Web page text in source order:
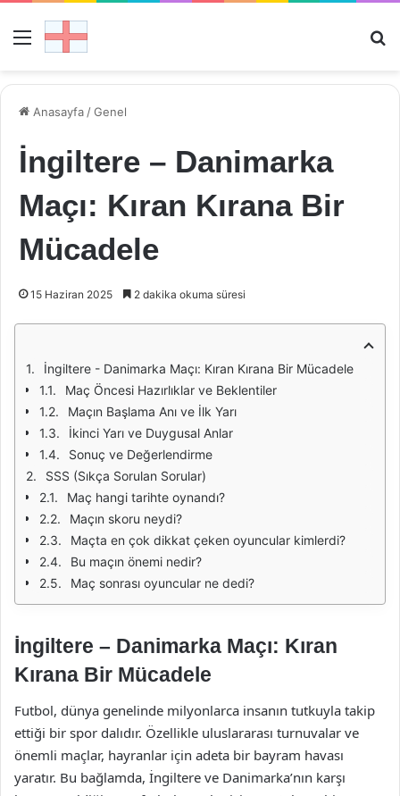
Menü
Anasayfa /Genel
İngiltere – Danimarka
Maçı: Kıran Kırana Bir
Mücadele
15 Haziran 2025 2 dakika okuma süresi
İngiltere - Danimarka Maçı: Kıran Kırana Bir Mücadele
Maç Öncesi Hazırlıklar ve Beklentiler
Maçın Başlama Anı ve İlk Yarı
İkinci Yarı ve Duygusal Anlar
Sonuç ve Değerlendirme
SSS (Sıkça Sorulan Sorular)
Maç hangi tarihte oynandı?
Maçın skoru neydi?
Maçta en çok dikkat çeken oyuncular kimlerdi?
Bu maçın önemi nedir?
Maç sonrası oyuncular ne dedi?
İngiltere – Danimarka Maçı: Kıran
Kırana Bir Mücadele
Futbol, dünya genelinde milyonlarca insanın tutkuyla takip
ettiği bir spor dalıdır. Özellikle uluslararası turnuvalar ve
önemli maçlar, hayranlar için adeta bir bayram havası
yaratır. Bu bağlamda, İngiltere ve Danimarka’nın karşı